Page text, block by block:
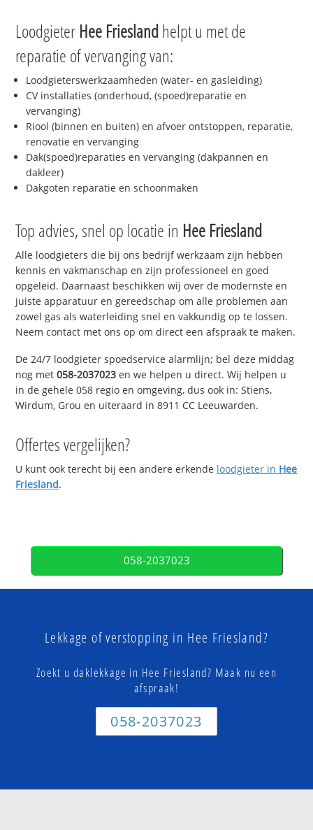
Loodgieter Hee Frieslandhelpt u met de
reparatie of vervanging van:
Loodgieterswerkzaamheden (water- en gasleiding)
CV installaties (onderhoud, (spoed)reparatie en
vervanging)
Riool (binnen en buiten) en afvoer ontstoppen, reparatie,
renovatie en vervanging
Dak(spoed)reparaties en vervanging (dakpannen en
dakleer)
Dakgoten reparatie en schoonmaken
Top advies, snel op locatie in Hee Friesland
Alle loodgieters die bij ons bedrijf werkzaam zijn hebben
kennis en vakmanschap en zijn professioneel en goed
opgeleid. Daarnaast beschikken wij over de modernste en
juiste apparatuur en gereedschap om alle problemen aan
zowel gas als waterleiding snel en vakkundig op te lossen.
Neem contact met ons op om direct een afspraak te maken.
De 24/7 loodgieter spoedservice alarmlijn; bel deze middag
nog met058-2037023 en we helpen u direct. Wij helpen u
in de gehele 058 regio en omgeving, dus ook in: Stiens,
Wirdum, Grou en uiteraard in 8911 CC Leeuwarden.
Offertes vergelijken?
U kunt ook terecht bij een andere erkende loodgieter in Hee
Friesland.
058-2037023
Lekkage of verstopping in Hee Friesland?
Zoekt u daklekkage in Hee Friesland? Maak nu een
afspraak!
058-2037023